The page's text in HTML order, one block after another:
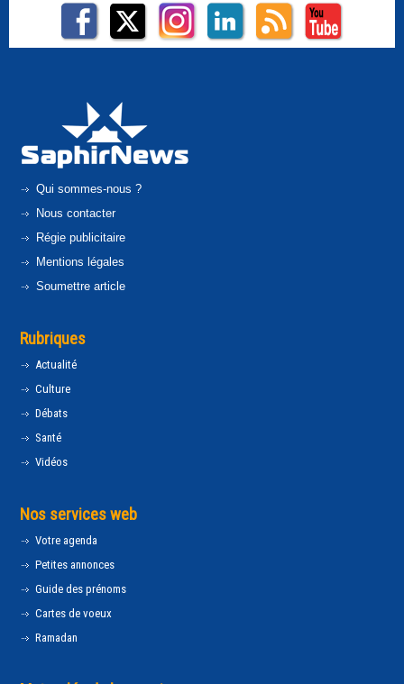
Qui sommes-nous ?
Nous contacter
Régie publicitaire
Mentions légales
Soumettre article
Rubriques
Actualité
Culture
Débats
Santé
Vidéos
Nos services web
Votre agenda
Petites annonces
Guide des prénoms
Cartes de voeux
Ramadan